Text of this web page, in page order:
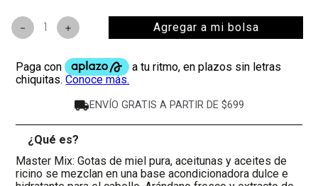
＋
－ Agregar a mi bolsa
ENVÍO GRATIS A PARTIR DE $699
¿Qué es?
Master Mix: Gotas de miel pura, aceitunas y aceites de
ricino se mezclan en una base acondicionadora dulce e